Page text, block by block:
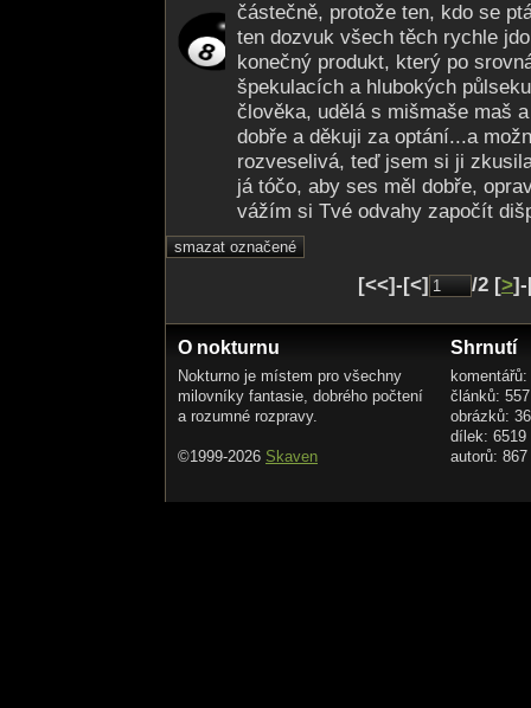
částečně, protože ten, kdo se
ten dozvuk všech těch rychle
konečný produkt, který po
špekulacích a hlubokých
člověka, udělá s mišmaše maš
dobře a děkuji za optání...a
rozveselivá, teď jsem si ji
já tóčo, aby ses měl dobře,
vážím si Tvé odvahy započít
[<<]-[<] /2 [>
O nokturnu
Nokturno je místem pro všechny
milovníky fantasie, dobrého počtení
a rozumné rozpravy.
©1999-2026 Skaven
Shrnutí
článků: 557
obrázků:
dílek: 6519
autorů: 867